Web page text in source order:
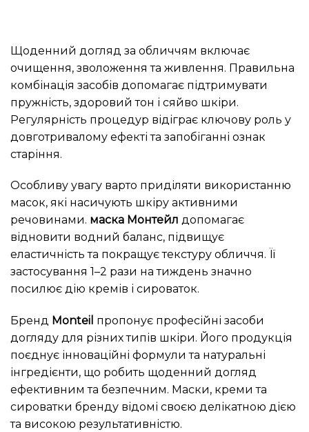
Щоденний догляд за обличчям включає
очищення, зволоження та живлення. Правильна
комбінація засобів допомагає підтримувати
пружність, здоровий тон і сяйво шкіри.
Регулярність процедур відіграє ключову роль у
довготривалому ефекті та запобіганні ознак
старіння.
Особливу увагу варто приділяти використанню
масок, які насичують шкіру активними
речовинами. маска Монтейл допомагає
відновити водний баланс, підвищує
еластичність та покращує текстуру обличчя. Її
застосування 1–2 рази на тиждень значно
посилює дію кремів і сироваток.
Бренд Monteil пропонує професійні засоби
догляду для різних типів шкіри. Його продукція
поєднує інноваційні формули та натуральні
інгредієнти, що робить щоденний догляд
ефективним та безпечним. Маски, креми та
сироватки бренду відомі своєю делікатною дією
та високою результативністю.